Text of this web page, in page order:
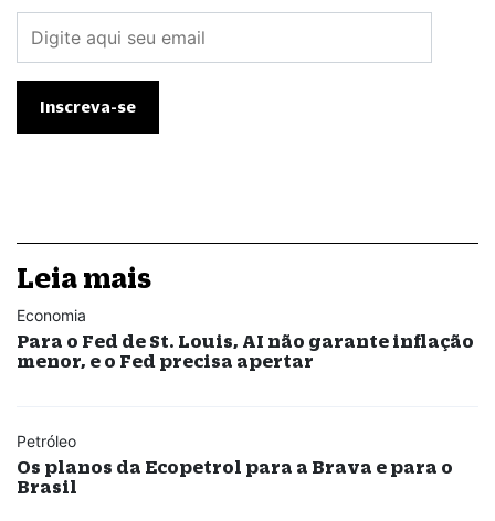
Leia mais
Economia
Para o Fed de St. Louis, AI não garante inflação
menor, e o Fed precisa apertar
Petróleo
Os planos da Ecopetrol para a Brava e para o
Brasil